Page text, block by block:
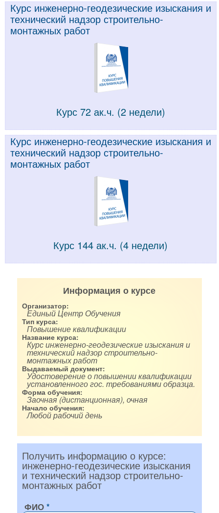
Курс инженерно-геодезические изыскания и
технический надзор строительно-
монтажных работ
Курс 72 ак.ч. (2 недели)
Курс инженерно-геодезические изыскания и
технический надзор строительно-
монтажных работ
Курс 144 ак.ч. (4 недели)
Информация о курсе
Организатор:
Единый Центр Обучения
Тип курса:
Повышение квалификации
Название курса:
Курс инженерно-геодезические изыскания и
технический надзор строительно-
монтажных работ
Выдаваемый документ:
Удостоверение о повышении квалификации
установленного гос. требованиями образца.
Форма обучения:
Заочная (дистанционная), очная
Начало обучения:
Любой рабочий день
Получить информацию о курсе:
инженерно-геодезические изыскания
и технический надзор строительно-
монтажных работ
ФИО